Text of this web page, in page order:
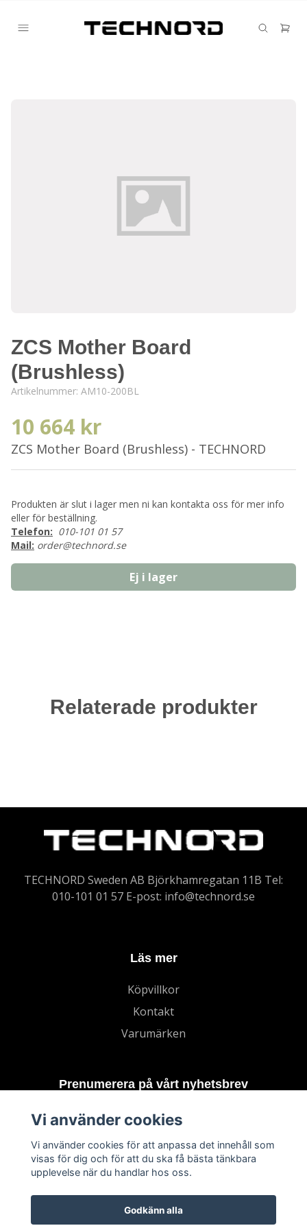
ZCS Mother Board
(Brushless)
Artikelnummer: AM10-200BL
10 664 kr
ZCS Mother Board (Brushless) - TECHNORD
Produkten är slut i lager men ni kan kontakta oss för mer info
eller för beställning.
Telefon: 010-101 01 57
Mail: order@technord.se
Ej i lager
Relaterade produkter
TECHNORD Sweden AB Björkhamregatan 11B Tel:
010-101 01 57 E-post: info@technord.se
Läs mer
Köpvillkor
Kontakt
Varumärken
Prenumerera på vårt nyhetsbrev
Vi använder cookies
Vi använder cookies för att anpassa det innehåll som
visas för dig och för att du ska få bästa tänkbara
upplevelse när du handlar hos oss.
Godkänn alla